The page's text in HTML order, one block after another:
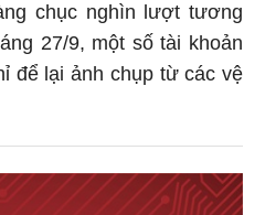
chục nghìn lượt tương
27/9, một số tài khoản
để lại ảnh chụp từ các vệ